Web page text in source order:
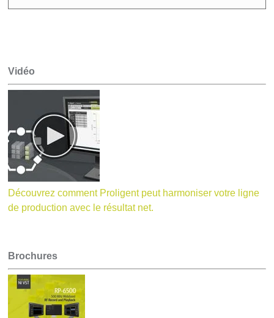
Vidéo
Découvrez comment Proligent peut harmoniser votre ligne
de production avec le résultat net.
Brochures